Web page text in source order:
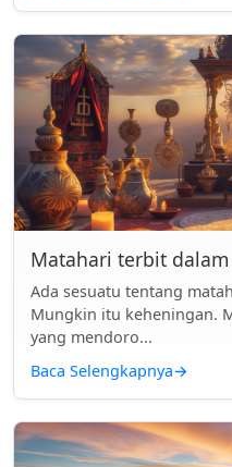
Matahari terbit
Ada sesuatu tentang
Mungkin itu keheningan.
yang mendoro...
Baca Selengkapnya→